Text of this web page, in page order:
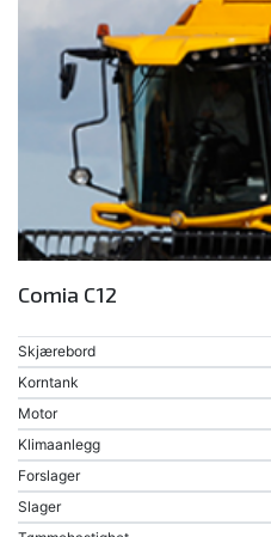
Comia C12
Skjærebord
Korntank
Motor
Klimaanlegg
Forslager
Slager